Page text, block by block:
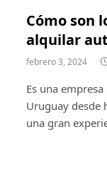
Cómo son
alquilar
febrero 3, 2024
Es una
Uruguay desde
una gran